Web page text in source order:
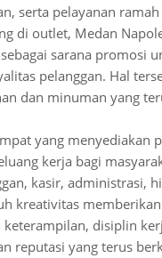
serta pelayanan
di outlet, Medan
sarana promosi
pelanggan. Hal
dan minuman yang
yang menyediakan
kerja bagi
kasir, administrasi,
kreativitas
keterampilan, disiplin
reputasi yang terus